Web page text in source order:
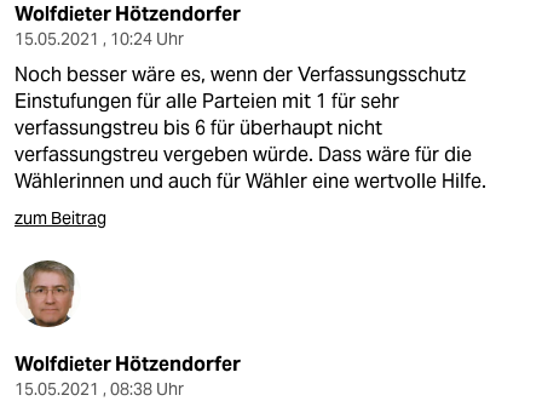
veranstaltungen
shop
fragen & hilfe
unterstützen
abo
genossenschaft
epaper login
Wolfdieter Hötzendorfer
15.05.2021 , 10:24 Uhr
Noch besser wäre es, wenn der Verfassungsschutz
Einstufungen für alle Parteien mit 1 für sehr
verfassungstreu bis 6 für überhaupt nicht
verfassungstreu vergeben würde. Dass wäre für die
Wählerinnen und auch für Wähler eine wertvolle Hilfe.
zum Beitrag
Wolfdieter Hötzendorfer
15.05.2021 , 08:38 Uhr